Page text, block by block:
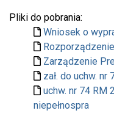
Pliki do pobrania:
Wniosek o
Zarządzenie
zał. do uchw. nr
uchw. nr 74 RM
niepełnospra